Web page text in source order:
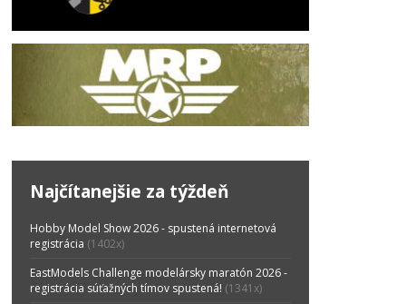
Najčítanejšie za týždeň
Hobby Model Show 2026 - spustená internetová
registrácia (1402x)
EastModels Challenge modelársky maratón 2026 -
registrácia súťažných tímov spustená! (1341x)